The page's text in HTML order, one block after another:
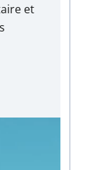
et
un